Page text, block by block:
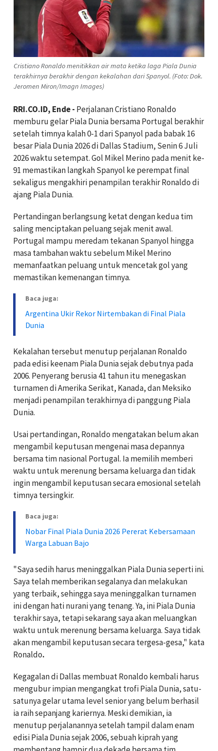
Cristiano Ronaldo menitikkan air mata ketika laga Piala Dunia
terakhirnya berakhir dengan kekalahan dari Spanyol. (Foto: Dok.
Jeromen Miron/Imagn Images)
RRI.CO.ID, Ende - Perjalanan Cristiano Ronaldo
memburu gelar Piala Dunia bersama Portugal berakhir
setelah timnya kalah 0-1 dari Spanyol pada babak 16
besar Piala Dunia 2026 di Dallas Stadium, Senin 6 Juli
2026 waktu setempat. Gol Mikel Merino pada menit ke-
91 memastikan langkah Spanyol ke perempat final
sekaligus mengakhiri penampilan terakhir Ronaldo di
ajang Piala Dunia.
Pertandingan berlangsung ketat dengan kedua tim
saling menciptakan peluang sejak menit awal.
Portugal mampu meredam tekanan Spanyol hingga
masa tambahan waktu sebelum Mikel Merino
memanfaatkan peluang untuk mencetak gol yang
memastikan kemenangan timnya.
Baca juga:
Argentina Ukir Rekor Nirtembakan di Final Piala
Dunia
Kekalahan tersebut menutup perjalanan Ronaldo
pada edisi keenam Piala Dunia sejak debutnya pada
2006. Penyerang berusia 41 tahun itu menegaskan
turnamen di Amerika Serikat, Kanada, dan Meksiko
menjadi penampilan terakhirnya di panggung Piala
Dunia.
Usai pertandingan, Ronaldo mengatakan belum akan
mengambil keputusan mengenai masa depannya
bersama tim nasional Portugal. Ia memilih memberi
waktu untuk merenung bersama keluarga dan tidak
ingin mengambil keputusan secara emosional setelah
timnya tersingkir.
Baca juga:
Nobar Final Piala Dunia 2026 Pererat Kebersamaan
Warga Labuan Bajo
"Saya sedih harus meninggalkan Piala Dunia seperti ini.
Saya telah memberikan segalanya dan melakukan
yang terbaik, sehingga saya meninggalkan turnamen
ini dengan hati nurani yang tenang. Ya, ini Piala Dunia
terakhir saya, tetapi sekarang saya akan meluangkan
waktu untuk merenung bersama keluarga. Saya tidak
akan mengambil keputusan secara tergesa-gesa," kata
Ronaldo.
Kegagalan di Dallas membuat Ronaldo kembali harus
mengubur impian mengangkat trofi Piala Dunia, satu-
satunya gelar utama level senior yang belum berhasil
ia raih sepanjang kariernya. Meski demikian, ia
menutup perjalanannya setelah tampil dalam enam
edisi Piala Dunia sejak 2006, sebuah kiprah yang